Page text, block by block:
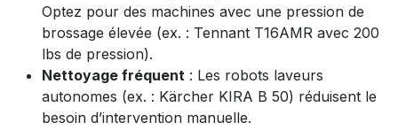
Optez pour des machines avec une pression de
brossage élevée (ex. : Tennant T16AMR avec 200
lbs de pression).
Nettoyage fréquent : Les robots laveurs
autonomes (ex. : Kärcher KIRA B 50) réduisent le
besoin d’intervention manuelle.